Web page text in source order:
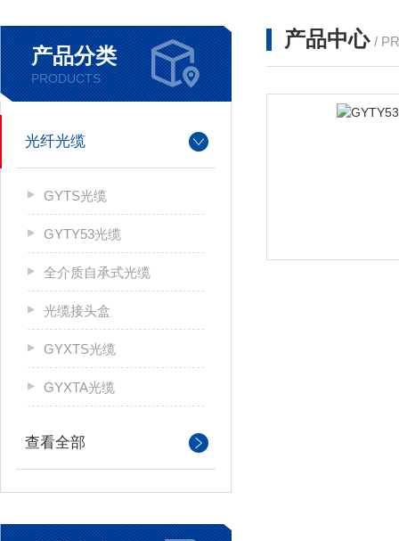
产品分类
PRODUCTS
光纤光缆
GYTS光缆
GYTY53光缆
全介质自承式光缆
光缆接头盒
GYXTS光缆
GYXTA光缆
查看全部
产品中心 /